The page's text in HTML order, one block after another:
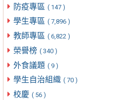
防疫專區 ( 147 )
學生專區 ( 7,896 )
教師專區 ( 6,822 )
榮譽榜 ( 340 )
外食議題 ( 9 )
學生自治組織 ( 70 )
校慶 ( 56 )